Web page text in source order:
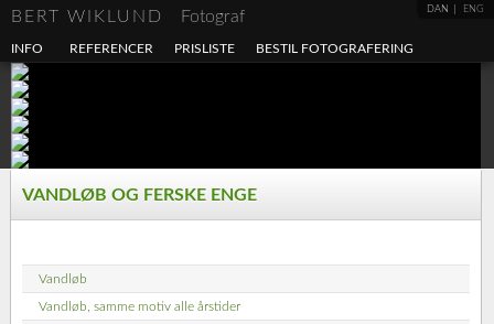
DAN ENG
BERT WIKLUND Fotograf
INFO REFERENCER PRISLISTE BESTIL FOTOGRAFERING
VANDLØB OG FERSKE ENGE
Vandløb
Vandløb, samme motiv alle årstider